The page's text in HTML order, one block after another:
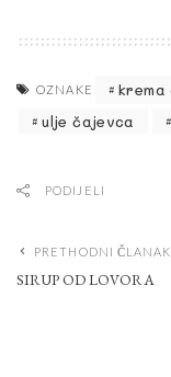
OZNAKE krema
ulje čajevca
PODIJELI
PRETHODNI ČLANAK
SIRUP OD LOVORA